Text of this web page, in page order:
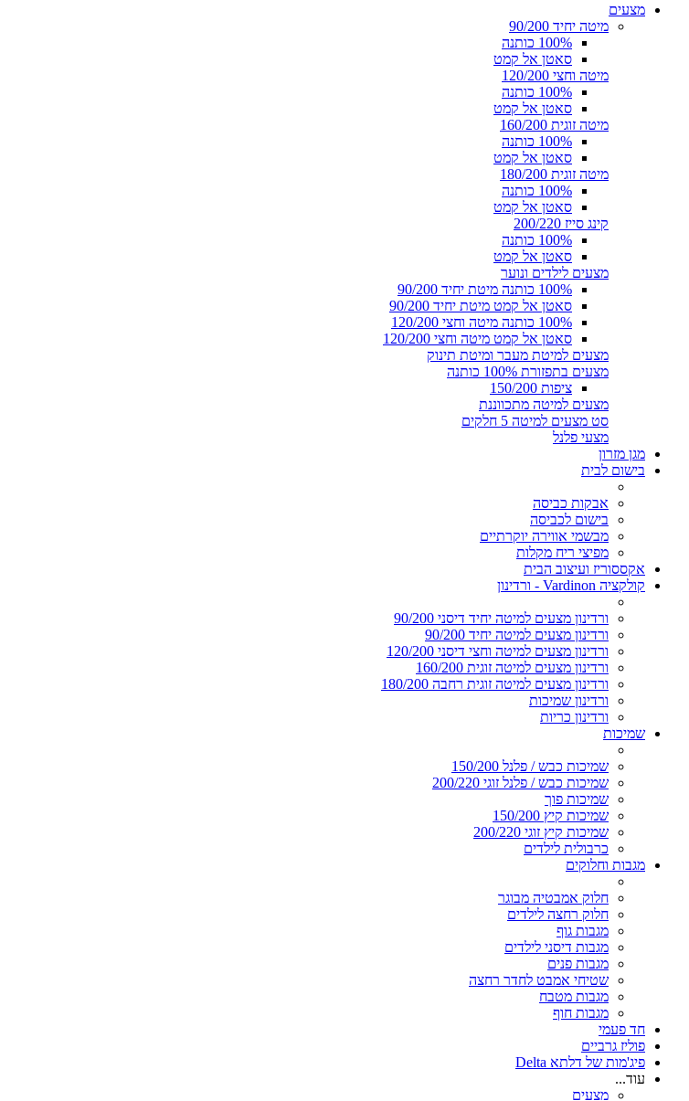
מצעים
מיטה יחיד 90/200
100% כותנה
סאטן אל קמט
מיטה וחצי 120/200
100% כותנה
סאטן אל קמט
מיטה זוגית 160/200
100% כותנה
סאטן אל קמט
מיטה זוגית 180/200
100% כותנה
סאטן אל קמט
קינג סייז 200/220
100% כותנה
סאטן אל קמט
מצעים לילדים ונוער
100% כותנה מיטת יחיד 90/200
סאטן אל קמט מיטת יחיד 90/200
100% כותנה מיטה וחצי 120/200
סאטן אל קמט מיטה וחצי 120/200
מצעים למיטת מעבר ומיטת תינוק
מצעים בתפזורת 100% כותנה
ציפות 150/200
מצעים למיטה מתכווננת
סט מצעים למיטה 5 חלקים
מצעי פלנל
מגן מזרון
בישום לבית
אבקות כביסה
בישום לכביסה
מבשמי אווירה יוקרתיים
מפיצי ריח מקלות
אקססוריז ועיצוב הבית
קולקציה Vardinon - ורדינון
ורדינון מצעים למיטה יחיד דיסני 90/200
ורדינון מצעים למיטה יחיד 90/200
ורדינון מצעים למיטה וחצי דיסני 120/200
ורדינון מצעים למיטה זוגית 160/200
ורדינון מצעים למיטה זוגית רחבה 180/200
ורדינון שמיכות
ורדינון כריות
שמיכות
שמיכות כבש / פלנל 150/200
שמיכות כבש / פלנל זוגי 200/220
שמיכות פוך
שמיכות קיץ 150/200
שמיכות קיץ זוגי 200/220
כרבולית לילדים
מגבות וחלוקים
חלוק אמבטיה מבוגר
חלוק רחצה לילדים
מגבות גוף
מגבות דיסני לילדים
מגבות פנים
שטיחי אמבט לחדר רחצה
מגבות מטבח
מגבות חוף
חד פעמי
פוליז גרביים
פיג'מות של דלתא Delta
עוד...
מצעים